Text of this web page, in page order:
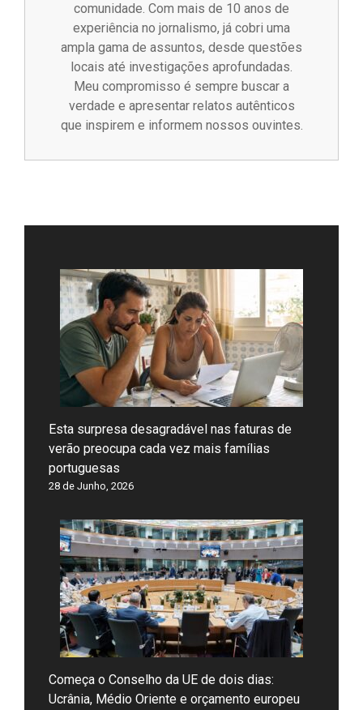
comunidade. Com mais de 10 anos de
experiência no jornalismo, já cobri uma
ampla gama de assuntos, desde questões
locais até investigações aprofundadas.
Meu compromisso é sempre buscar a
verdade e apresentar relatos autênticos
que inspirem e informem nossos ouvintes.
Esta surpresa desagradável nas faturas de
verão preocupa cada vez mais famílias
portuguesas
28 de Junho, 2026
Começa o Conselho da UE de dois dias:
Ucrânia, Médio Oriente e orçamento europeu